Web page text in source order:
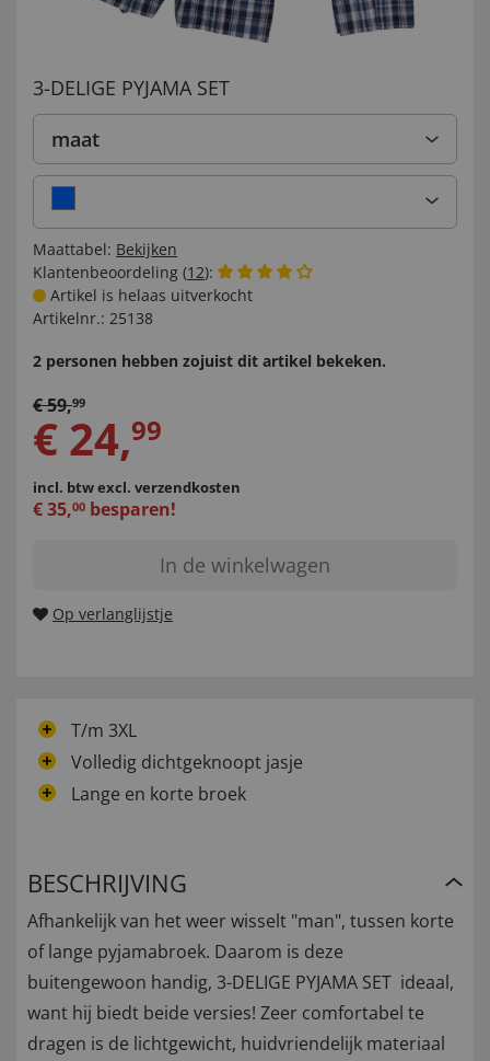
3-DELIGE PYJAMA SET
maat
Maattabel: Bekijken
Klantenbeoordeling (12):
Artikel is helaas uitverkocht
Artikelnr.: 25138
2 personen hebben zojuist dit artikel bekeken.
€59,99
€ 24,99
incl. btwexcl. verzendkosten
€35,00 besparen!
In de winkelwagen
Op verlanglijstje
T/m 3XL
Volledig dichtgeknoopt jasje
Lange en korte broek
BESCHRIJVING
Afhankelijk van het weer wisselt "man", tussen korte
of lange pyjamabroek. Daarom is deze
buitengewoon handig, 3-DELIGE PYJAMA SET ideaal,
want hij biedt beide versies! Zeer comfortabel te
dragen is de lichtgewicht, huidvriendelijk materiaal